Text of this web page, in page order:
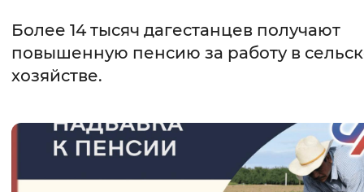
Без засечек С засечками
Инверсивный
Более 14 тысяч дагестанцев получают
повышенную пенсию за работу в
хозяйстве.